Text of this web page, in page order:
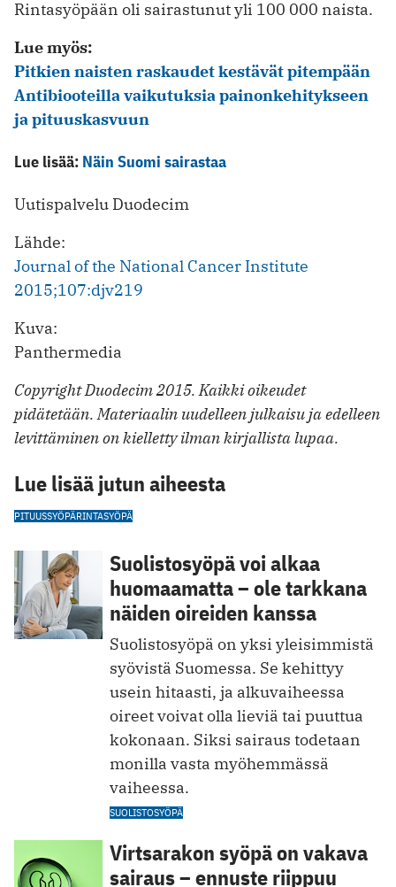
Rintasyöpään oli sairastunut yli 100 000 naista.
Lue myös:
Pitkien naisten raskaudet kestävät pitempään
Antibiooteilla vaikutuksia painonkehitykseen
ja pituuskasvuun
Lue lisää: Näin Suomi sairastaa
Uutispalvelu Duodecim
Lähde:
Journal of the National Cancer Institute
2015;107:djv219
Kuva:
Panthermedia
Copyright Duodecim 2015. Kaikki oikeudet
pidätetään. Materiaalin uudelleen julkaisu ja edelleen
levittäminen on kielletty ilman kirjallista lupaa.
Lue lisää jutun aiheesta
PITUUSSYÖPÄRINTASYÖPÄ
Suolistosyöpä voi alkaa
huomaamatta – ole tarkkana
näiden oireiden kanssa
Suolistosyöpä on yksi yleisimmistä
syövistä Suomessa. Se kehittyy
usein hitaasti, ja alkuvaiheessa
oireet voivat olla lieviä tai puuttua
kokonaan. Siksi sairaus todetaan
monilla vasta myöhemmässä
vaiheessa.
SUOLISTOSYÖPÄ
Virtsarakon syöpä on vakava
sairaus – ennuste riippuu